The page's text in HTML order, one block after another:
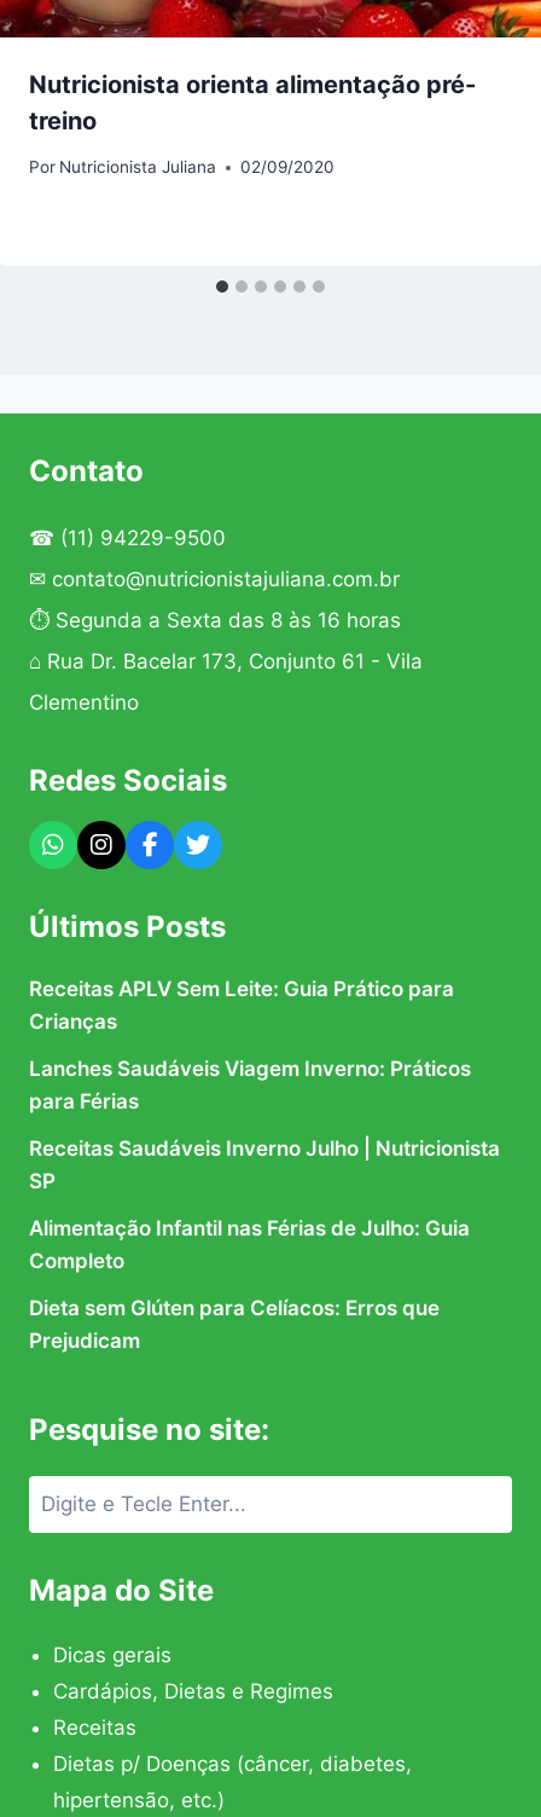
Nutricionista orienta alimentação pré-
treino
Por Nutricionista Juliana 02/09/2020
Contato
☎ (11) 94229-9500
✉ contato@nutricionistajuliana.com.br
⏱ Segunda a Sexta das 8 às 16 horas
⌂ Rua Dr. Bacelar 173, Conjunto 61 - Vila
Clementino
Redes Sociais
Últimos Posts
Receitas APLV Sem Leite: Guia Prático para
Crianças
Lanches Saudáveis Viagem Inverno: Práticos
para Férias
Receitas Saudáveis Inverno Julho | Nutricionista
SP
Alimentação Infantil nas Férias de Julho: Guia
Completo
Dieta sem Glúten para Celíacos: Erros que
Prejudicam
Pesquise no site:
Mapa do Site
Dicas gerais
Cardápios, Dietas e Regimes
Receitas
Dietas p/ Doenças (câncer, diabetes,
hipertensão, etc.)